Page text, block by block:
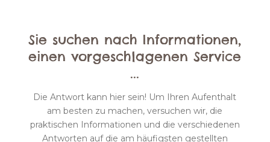
Sie suchen nach Informationen,
einen vorgeschlagenen Service
...
Die Antwort kann hier sein! Um Ihren Aufenthalt
am besten zu machen, versuchen wir, die
praktischen Informationen und die verschiedenen
Antworten auf die am häufigsten gestellten